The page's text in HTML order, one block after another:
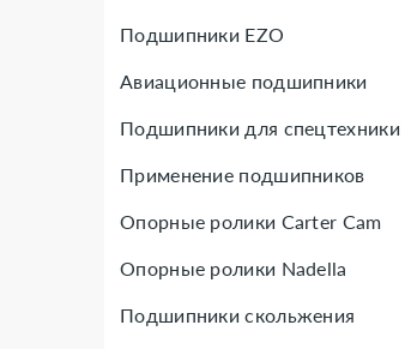
Подшипники EZO
Авиационные подшипники
Подшипники для спецтехники
Применение подшипников
Опорные ролики Carter Cam
Опорные ролики Nadella
Подшипники скольжения